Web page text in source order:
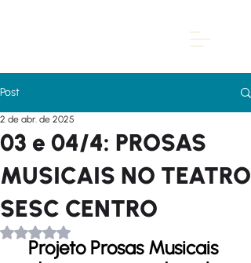
Post
03 e 04/4: PROSAS
MUSICAIS NO TEATRO
SESC CENTRO
2 de abr. de 2025
Avaliado com NaN de 5 estrelas.
Projeto Prosas Musicais